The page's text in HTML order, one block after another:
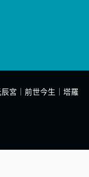
宮｜前世今生｜塔羅